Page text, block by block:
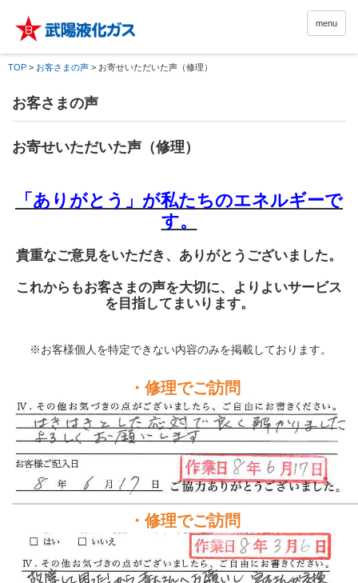
menu
TOP > お客さまの声 > お寄せいただいた声（修理）
お客さまの声
お寄せいただいた声（修理）
「ありがとう」が私たちのエネルギーで
す。
貴重なご意見をいただき、ありがとうございました。
これからもお客さまの声を大切に、よりよいサービス
を目指してまいります。
※お客様個人を特定できない内容のみを掲載しております。
・修理でご訪問
・修理でご訪問